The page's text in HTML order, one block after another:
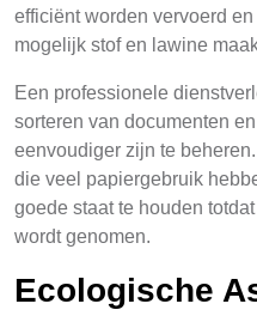
efficiënt worden vervoerd
mogelijk stof en lawine
Een professionele
sorteren van documenten
eenvoudiger zijn te
die veel papiergebruik
goede staat te houden
wordt genomen.
Ecologische